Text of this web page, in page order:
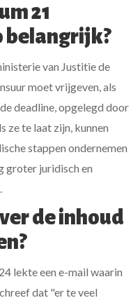
21
belangrijk?
van Justitie de
moet vrijgeven, als
deadline, opgelegd door
ze te laat zijn, kunnen
stappen ondernemen
groter juridisch en
de inhoud
lekte een e-mail waarin
dat "er te veel